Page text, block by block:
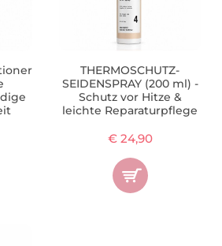
THERMOSCHUTZ-
SEIDENSPRAY (200 ml) -
Schutz vor Hitze &
leichte Reparaturpflege
€ 24,90